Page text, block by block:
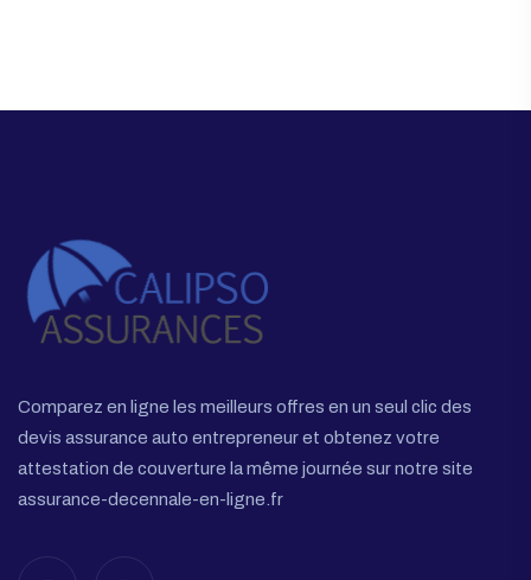
Comparez en ligne les meilleurs offres en un seul clic des
devis assurance auto entrepreneur et obtenez votre
attestation de couverture la même journée sur notre site
assurance-decennale-en-ligne.fr